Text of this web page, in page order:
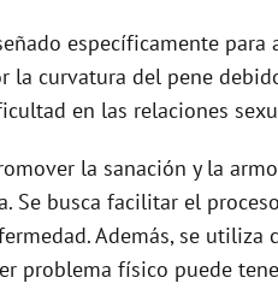
específicamente
la curvatura del pene
en las relaciones
la sanación y la
Se busca facilitar el
Además, se
problema físico puede